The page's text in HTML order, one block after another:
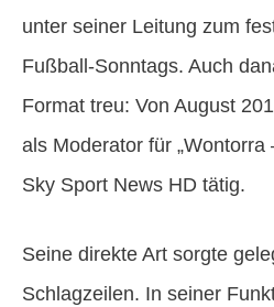
unter seiner Leitung zum
Fußball-Sonntags. Auch
Format treu: Von August
als Moderator für „Wontorra
Sky Sport News HD tätig.
Seine direkte Art sorgte
Schlagzeilen. In seiner